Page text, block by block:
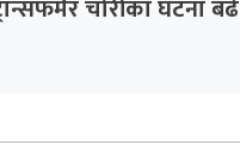
चोरीका घटना बढे